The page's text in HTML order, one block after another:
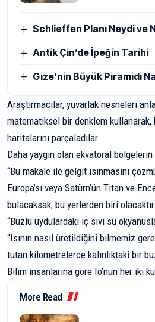
Schlieffen Planı Neydi ve
Antik Çin’de İpeğin Tarihi
Gize’nin Büyük Piramidi
Araştırmacılar, yuvarlak nesneleri
matematiksel bir denklem kullanarak,
haritalarını parçaladılar.
Daha yaygın olan ekvatoral
“Bu makale ile gelgit ısınmasını
Europa’sı veya Satürn’ün Titan ve
bulacaksak, bu yerlerden biri
“Buzlu uydulardaki iç sıvı su
“Isının nasıl üretildiğini bilmemiz
tutan kilometrelerce kalınlıktaki bir
Bilim insanlarına göre Io’nun her iki
More Read